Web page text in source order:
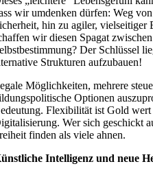
wir umdenken dürfen: Weg
hin zu agiler,
wir diesen Spagat
Der Schlüssel
Strukturen aufzubauen!
Möglichkeiten, mehrere
Optionen
Flexibilität ist Gold
Wer sich geschickt
finden als viele ahnen.
Intelligenz und neue